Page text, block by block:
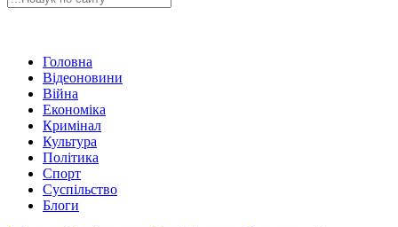
Головна
Відеоновини
Війна
Економіка
Кримінал
Культура
Політика
Спорт
Суспільство
Блоги